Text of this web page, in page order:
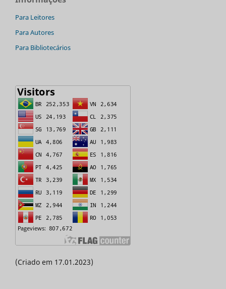
Para Leitores
Para Autores
Para Bibliotecários
(Criado em 17.01.2023)